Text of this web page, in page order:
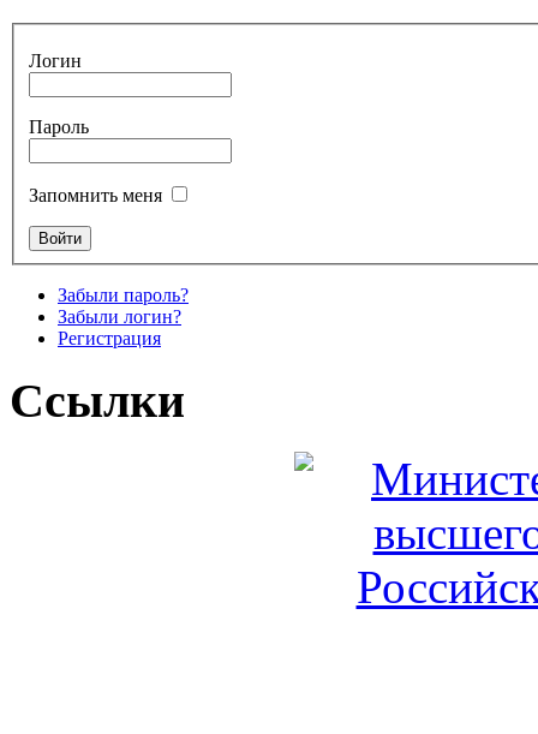
Логин
Пароль
Запомнить меня
Забыли пароль?
Забыли логин?
Регистрация
Ссылки